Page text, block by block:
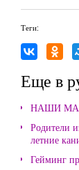
Теги:
Еще в
НАШИ
Родители
летние
Гейминг